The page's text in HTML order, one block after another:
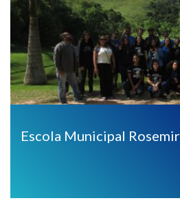
Escola Municipal